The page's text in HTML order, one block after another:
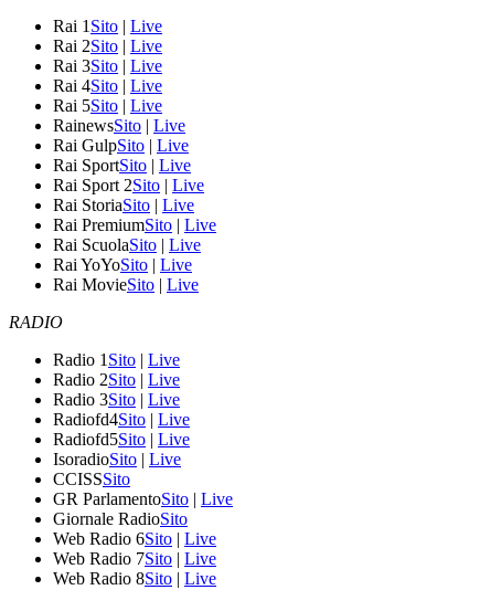
Rai 1 Sito | Live
Rai 2Sito | Live
Rai 3Sito | Live
Rai 4Sito | Live
Rai 5Sito | Live
RainewsSito | Live
Rai GulpSito | Live
Rai SportSito | Live
Rai Sport 2Sito | Live
Rai StoriaSito | Live
Rai PremiumSito | Live
Rai ScuolaSito | Live
Rai YoYoSito | Live
Rai MovieSito | Live
RADIO
Radio 1 Sito | Live
Radio 2Sito | Live
Radio 3Sito | Live
Radiofd4Sito | Live
Radiofd5Sito | Live
IsoradioSito | Live
CCISSSito
GR ParlamentoSito | Live
Giornale RadioSito
Web Radio 6Sito | Live
Web Radio 7Sito | Live
Web Radio 8Sito | Live